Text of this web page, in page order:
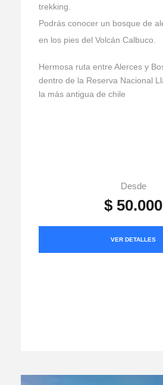
trekking.
Podrás conocer un bosque de
en los pies del Volcán Calbuco.
Hermosa ruta entre Alerces y
dentro de la Reserva Nacional
la más antigua de chile
Desde
$ 50.000
VER DETALLES